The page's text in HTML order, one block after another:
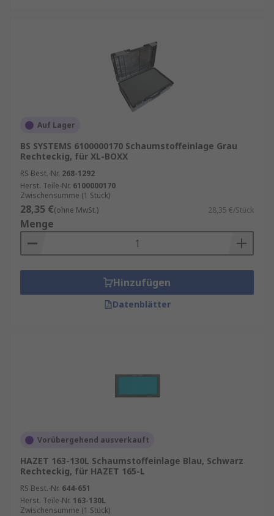
Auf Lager
BS SYSTEMS 6100000170 Schaumstoffeinlage Grau
Rechteckig, für XL-BOXX
RS Best.-Nr. 268-1292
Herst. Teile-Nr. 6100000170
Zwischensumme (1 Stück)
28,35 €(ohne MwSt.) 28,35 €/Stück
Menge
Hinzufügen
Datenblätter
Vorübergehend ausverkauft
HAZET 163-130L Schaumstoffeinlage Blau, Schwarz
Rechteckig, für HAZET 165-L
RS Best.-Nr. 644-651
Herst. Teile-Nr. 163-130L
Zwischensumme (1 Stück)